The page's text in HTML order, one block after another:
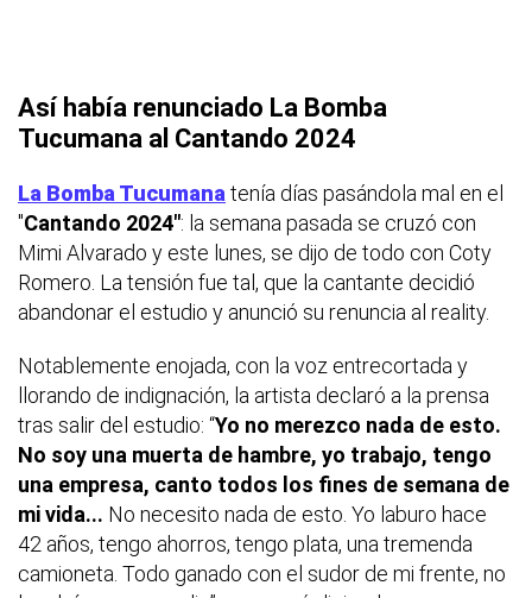
Así había renunciado La Bomba
Tucumana al Cantando 2024
La Bomba Tucumana tenía días pasándola mal en el
"Cantando 2024": la semana pasada se cruzó con
Mimi Alvarado y este lunes, se dijo de todo con Coty
Romero. La tensión fue tal, que la cantante decidió
abandonar el estudio y anunció su renuncia al reality.
Notablemente enojada, con la voz entrecortada y
llorando de indignación, la artista declaró a la prensa
tras salir del estudio: “Yo no merezco nada de esto.
No soy una muerta de hambre, yo trabajo, tengo
una empresa, canto todos los fines de semana de
mi vida... No necesito nada de esto. Yo laburo hace
42 años, tengo ahorros, tengo plata, una tremenda
camioneta. Todo ganado con el sudor de mi frente, no